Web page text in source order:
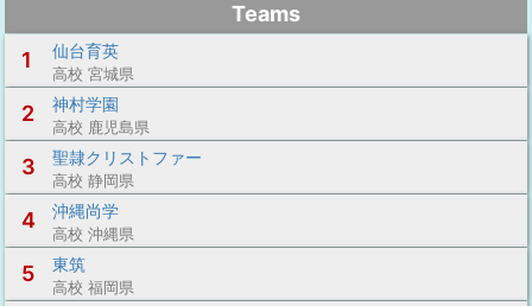
Teams
1
仙台育英
高校 宮城県
2 神村学園
高校 鹿児島県
3 聖隷クリストファー
高校 静岡県
4 沖縄尚学
高校 沖縄県
5 東筑
高校 福岡県